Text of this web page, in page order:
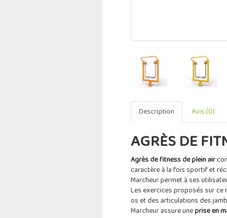
Description Avis (0)
AGRÈS DE
Agrès de fitness de plein air
caractère à la fois sportif et
Marcheur permet à ses
Les exercices proposés sur
os et des articulations des
Marcheur assure uneprise en